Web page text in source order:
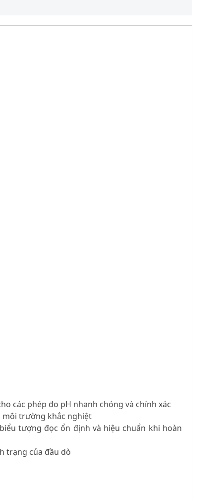
các phép đo pH nhanh chóng và chính xác
môi trường khắc nghiệt
tượng đọc ổn định và hiệu chuẩn khi hoàn
trạng của đầu dò